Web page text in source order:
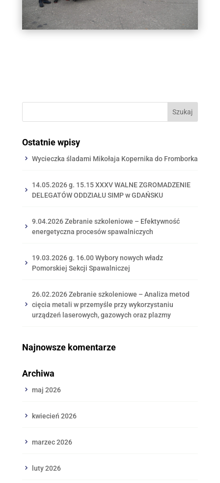
Ostatnie wpisy
Wycieczka śladami Mikołaja Kopernika do Fromborka
14.05.2026 g. 15.15 XXXV WALNE ZGROMADZENIE
DELEGATÓW ODDZIAŁU SIMP w GDAŃSKU
9.04.2026 Zebranie szkoleniowe – Efektywność
energetyczna procesów spawalniczych
19.03.2026 g. 16.00 Wybory nowych władz
Pomorskiej Sekcji Spawalniczej
26.02.2026 Zebranie szkoleniowe – Analiza metod
cięcia metali w przemyśle przy wykorzystaniu
urządzeń laserowych, gazowych oraz plazmy
Najnowsze komentarze
Archiwa
maj 2026
kwiecień 2026
marzec 2026
luty 2026